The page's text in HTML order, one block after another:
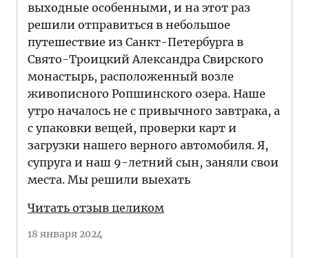
выходные особенными, и на этот раз
решили отправиться в небольшое
путешествие из Санкт-Петербурга в
Свято-Троицкий Александра Свирского
монастырь, расположенный возле
живописного Ропшинского озера. Наше
утро началось не с привычного завтрака, а
с упаковки вещей, проверки карт и
загрузки нашего верного автомобиля. Я,
супруга и наш 9-летний сын, заняли свои
места. Мы решили выехать
Читать отзыв целиком
18 января 2024